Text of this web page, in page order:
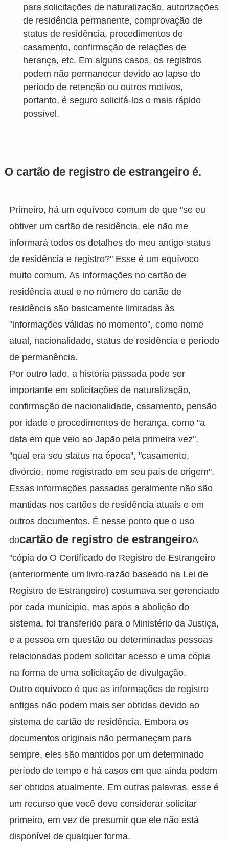
para solicitações de naturalização, autorizações
de residência permanente, comprovação de
status de residência, procedimentos de
casamento, confirmação de relações de
herança, etc. Em alguns casos, os registros
podem não permanecer devido ao lapso do
período de retenção ou outros motivos,
portanto, é seguro solicitá-los o mais rápido
possível.
O cartão de registro de estrangeiro é.
Primeiro, há um equívoco comum de que "se eu
obtiver um cartão de residência, ele não me
informará todos os detalhes do meu antigo status
de residência e registro?" Esse é um equívoco
muito comum. As informações no cartão de
residência atual e no número do cartão de
residência são basicamente limitadas às
"informações válidas no momento", como nome
atual, nacionalidade, status de residência e período
de permanência.
Por outro lado, a história passada pode ser
importante em solicitações de naturalização,
confirmação de nacionalidade, casamento, pensão
por idade e procedimentos de herança, como "a
data em que veio ao Japão pela primeira vez",
"qual era seu status na época", "casamento,
divórcio, nome registrado em seu país de origem".
Essas informações passadas geralmente não são
mantidas nos cartões de residência atuais e em
outros documentos. É nesse ponto que o uso
docartão de registro de estrangeiroA
"cópia do O Certificado de Registro de Estrangeiro
(anteriormente um livro-razão baseado na Lei de
Registro de Estrangeiro) costumava ser gerenciado
por cada município, mas após a abolição do
sistema, foi transferido para o Ministério da Justiça,
e a pessoa em questão ou determinadas pessoas
relacionadas podem solicitar acesso e uma cópia
na forma de uma solicitação de divulgação.
Outro equívoco é que as informações de registro
antigas não podem mais ser obtidas devido ao
sistema de cartão de residência. Embora os
documentos originais não permaneçam para
sempre, eles são mantidos por um determinado
período de tempo e há casos em que ainda podem
ser obtidos atualmente. Em outras palavras, esse é
um recurso que você deve considerar solicitar
primeiro, em vez de presumir que ele não está
disponível de qualquer forma.